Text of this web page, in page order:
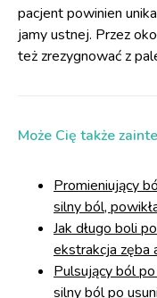
pacjent powinien
jamy ustnej. Przez
też zrezygnować z
Może Cię także
Promieniujący
silny ból,
Jak długo boli
ekstrakcja zęba
Pulsujący ból
silny ból po